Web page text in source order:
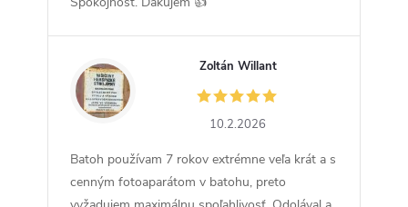
ZW
Zoltán Willant
10.2.2026
Batoh používam 7 rokov extrémne veľa krát a s
cenným fotoaparátom v batohu, preto